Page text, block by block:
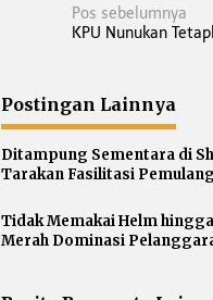
N
a
i
g
a
s
p
o
Pos sebelumnya
KPU Nunukan
Postingan Lainnya
Ditampung Sementara di
Tarakan Fasilitasi
Tidak Memakai Helm
Merah Dominasi